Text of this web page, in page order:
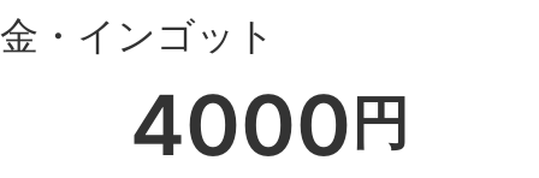
金・インゴット
4000 円